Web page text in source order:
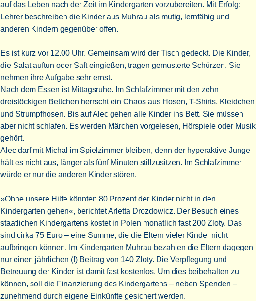
auf das Leben nach der Zeit im Kindergarten vorzubereiten. Mit Erfolg:
Lehrer beschreiben die Kinder aus Muhrau als mutig, lernfähig und
anderen Kindern gegenüber offen.
Es ist kurz vor 12.00 Uhr. Gemeinsam wird der Tisch gedeckt. Die Kinder,
die Salat auftun oder Saft eingießen, tragen gemusterte Schürzen. Sie
nehmen ihre Aufgabe sehr ernst.
Nach dem Essen ist Mittagsruhe. Im Schlafzimmer mit den zehn
dreistöckigen Bettchen herrscht ein Chaos aus Hosen, T-Shirts, Kleidchen
und Strumpfhosen. Bis auf Alec gehen alle Kinder ins Bett. Sie müssen
aber nicht schlafen. Es werden Märchen vorgelesen, Hörspiele oder Musik
gehört.
Alec darf mit Michal im Spielzimmer bleiben, denn der hyperaktive Junge
hält es nicht aus, länger als fünf Minuten stillzusitzen. Im Schlafzimmer
würde er nur die anderen Kinder stören.
»Ohne unsere Hilfe könnten 80 Prozent der Kinder nicht in den
Kindergarten gehen«, berichtet Arletta Drozdowicz. Der Besuch eines
staatlichen Kindergartens kostet in Polen monatlich fast 200 Zloty. Das
sind cirka 75 Euro – eine Summe, die die Eltern vieler Kinder nicht
aufbringen können. Im Kindergarten Muhrau bezahlen die Eltern dagegen
nur einen jährlichen (!) Beitrag von 140 Zloty. Die Verpflegung und
Betreuung der Kinder ist damit fast kostenlos. Um dies beibehalten zu
können, soll die Finanzierung des Kindergartens – neben Spenden –
zunehmend durch eigene Einkünfte gesichert werden.